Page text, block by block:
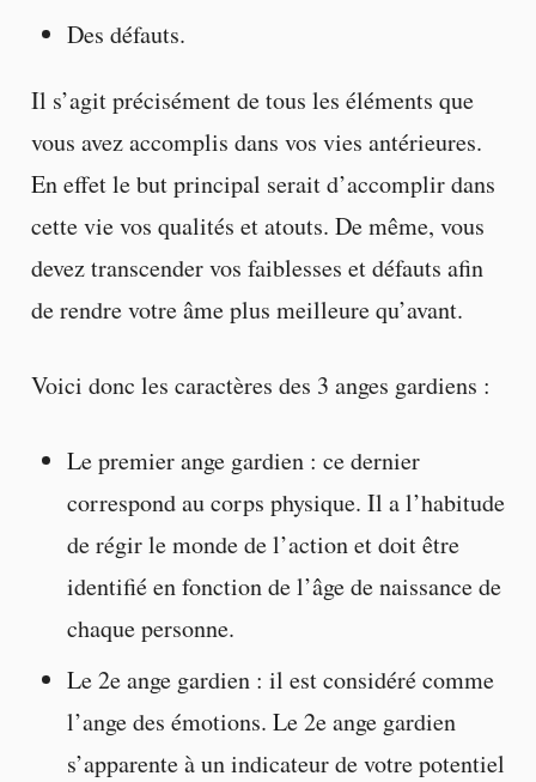
Des défauts.
Il s’agit précisément de tous les éléments que
vous avez accomplis dans vos vies antérieures.
En effet le but principal serait d’accomplir dans
cette vie vos qualités et atouts. De même, vous
devez transcender vos faiblesses et défauts afin
de rendre votre âme plus meilleure qu’avant.
Voici donc les caractères des 3 anges gardiens :
Le premier ange gardien : ce dernier
correspond au corps physique. Il a l’habitude
de régir le monde de l’action et doit être
identifié en fonction de l’âge de naissance de
chaque personne.
Le 2e ange gardien : il est considéré comme
l’ange des émotions. Le 2e ange gardien
s’apparente à un indicateur de votre potentiel